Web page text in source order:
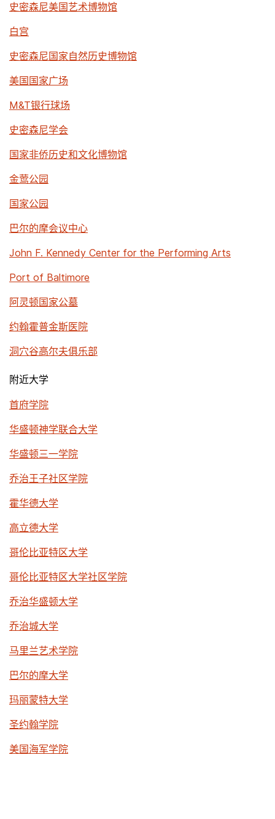
史密森尼美国艺术博物馆
白宫
史密森尼国家自然历史博物馆
美国国家广场
M&T银行球场
史密森尼学会
国家非侨历史和文化博物馆
金莺公园
国家公园
巴尔的摩会议中心
John F. Kennedy Center for the Performing Arts
Port of Baltimore
阿灵顿国家公墓
约翰霍普金斯医院
洞穴谷高尔夫俱乐部
附近大学
首府学院
华盛顿神学联合大学
华盛顿三一学院
乔治王子社区学院
霍华德大学
高立德大学
哥伦比亚特区大学
哥伦比亚特区大学社区学院
乔治华盛顿大学
乔治城大学
马里兰艺术学院
巴尔的摩大学
玛丽蒙特大学
圣约翰学院
美国海军学院